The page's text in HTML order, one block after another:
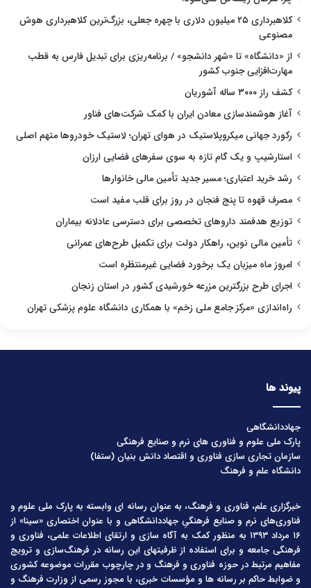
کلاهبرداری ۲۵ میلیون دلاری با چهره جعلی، بزرگ‌ترین کلاهبرداری هوش
مصنوعی
از «دانشگاه» تا «شهر دانشجو» / برنامه‌ریزی برای تبدیل فارس به قطب
مهارت‌افزایی جنوب کشور
کشف راز ۳۰۰۰ ساله آشوریان
آغاز هوشمندسازی معادن ایران با کمک شرکت‌های فناور
رکورد جهانی میکروپلاستیک در هوای تهران؛ لاستیک خودروها متهم اصلی
استارشیپ و یک گام تازه به سوی سفرهای فضایی ارزان
رشد خرید اعتباری؛ مسیر جدید تأمین مالی خانوارها
مصرف قهوه تا پنج فنجان در روز برای قلب مفید است
توزیع هدفمند داروهای تخصصی برای دسترسی عادلانه بیماران
تأمین مالی نوین، راهکار دولت برای تکمیل طرح‌های عمرانی
امروز ماه میزبان یک برخورد فضایی غیرمنتظره است
اجرای طرح بزرگترین مزرعه خورشیدی کشور در استان زنجان
راه‌اندازی «مرکز جامع ملی زخم» با همکاری دانشگاه علوم پزشکی تهران
پیوند ها
جهاددانشگاهی
پارک ملی علوم و فناوری های نرم و صنایع فرهنگی
سازمان تجاری سازی فناوری و اقتصاد دانش بنیان (ستفا)
دانشگاه علم و فرهنگ
خبرگزاری علم، فناوری و فرهنگ، به عنوان رسانه ای وابسته به پارک ملی علوم و
فناوری‌های نرم و صنایع فرهنگیِ جهاددانشگاهی و با عنوان اختصاری «سینا» از
۱۶ مرداد ۱۳۹۳ به منظور کمک به آگاه سازی و ارتقای اطلاعات علمی، فناوری و
فرهنگی جامعه و برای استفاده از ظرفیتهای این رسانه در فرهنگ‌سازی و ترویج
مفاهیم مرتبط در حوزه فناوری و فرهنگ و در چارچوب مقررات موضوعه کشوری
و ضوابط حاکم بر رسانه ها و مؤسسات خبری، با مجوز رسمی از وزارت فرهنگ و